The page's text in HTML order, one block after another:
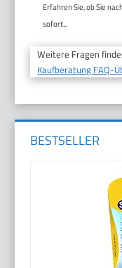
Erfahren Sie, ob Sie
sofort...
Weitere Fragen
Kaufberatung FAQ-
BESTSELLER